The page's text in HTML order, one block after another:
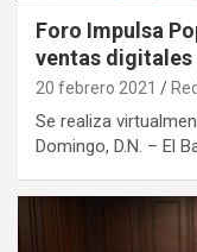
Foro Impulsa
ventas digitales
20 febrero 2021
Se realiza
Domingo, D.N. – El